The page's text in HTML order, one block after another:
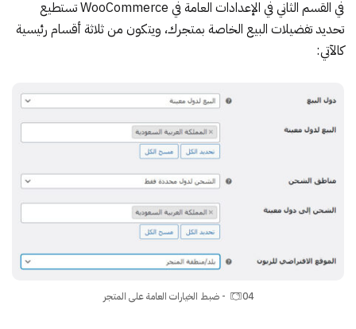
في القسم الثاني في الإعدادات العامة في WooCommerce تستطيع
تحديد تفضيلات البيع الخاصة بمتجرك، ويتكون من ثلاثة أقسام رئيسية
كالآتي:
04- ضبط الخيارات العامة على المتجر